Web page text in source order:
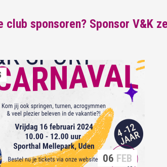
club sponsoren? Sponsor V&K
06 FEB